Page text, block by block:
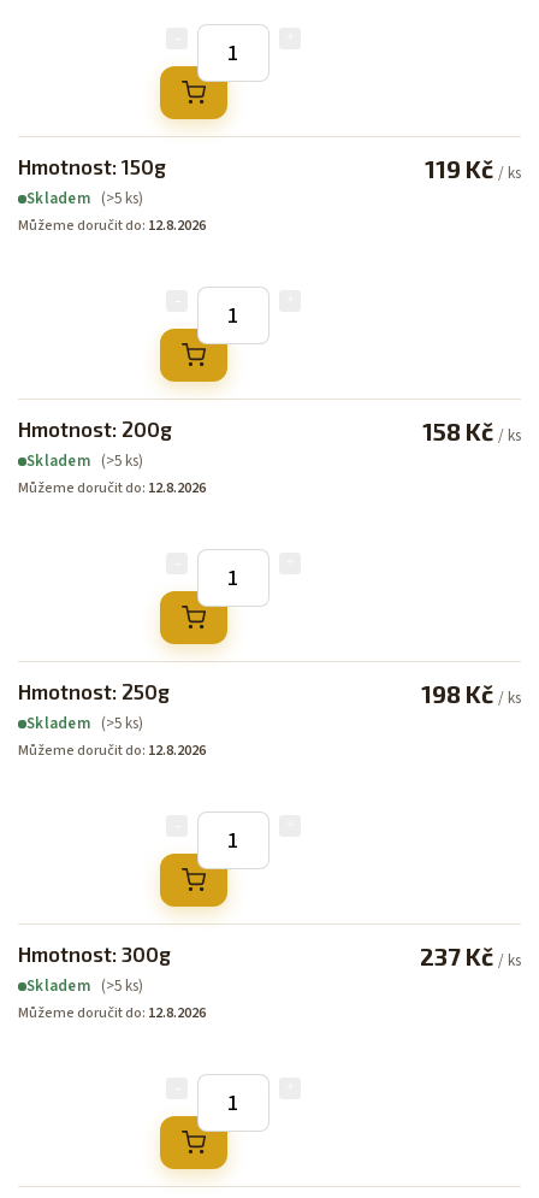
Hmotnost: 150g
Skladem (>5 ks)
Můžeme doručit do: 12.8.2026
119 Kč / ks
Hmotnost: 200g
Skladem (>5 ks)
Můžeme doručit do: 12.8.2026
158 Kč / ks
Hmotnost: 250g
Skladem (>5 ks)
Můžeme doručit do: 12.8.2026
198 Kč / ks
Hmotnost: 300g
Skladem (>5 ks)
Můžeme doručit do: 12.8.2026
237 Kč / ks